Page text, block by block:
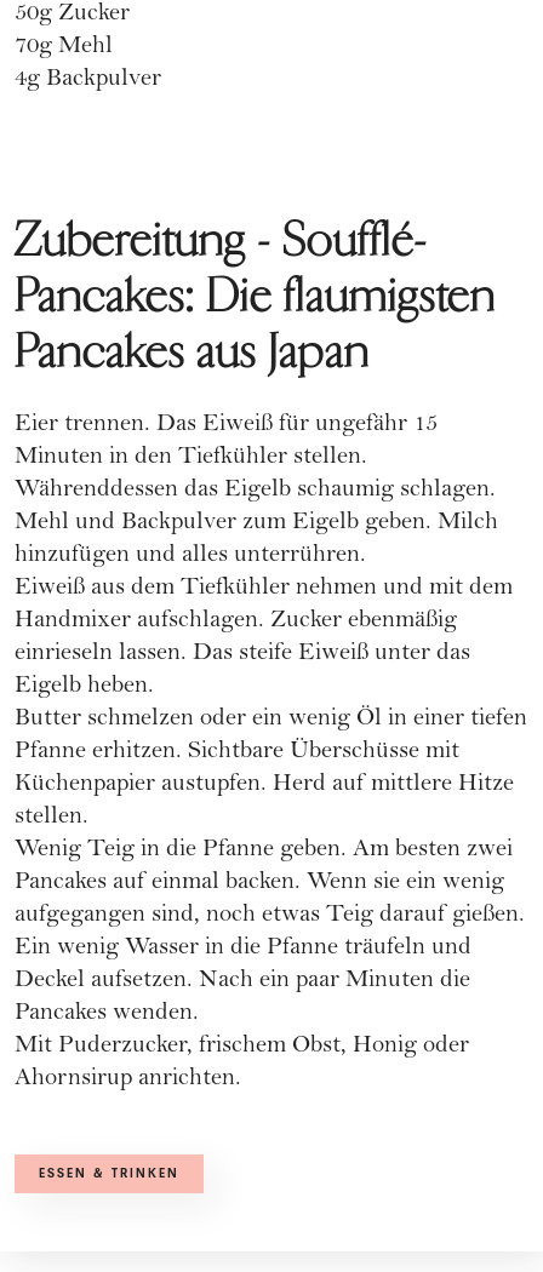
50g Zucker
70g Mehl
4g Backpulver
Zubereitung - Soufflé-
Pancakes: Die flaumigsten
Pancakes aus Japan
Eier trennen. Das Eiweiß für ungefähr 15
Minuten in den Tiefkühler stellen.
Währenddessen das Eigelb schaumig schlagen.
Mehl und Backpulver zum Eigelb geben. Milch
hinzufügen und alles unterrühren.
Eiweiß aus dem Tiefkühler nehmen und mit dem
Handmixer aufschlagen. Zucker ebenmäßig
einrieseln lassen. Das steife Eiweiß unter das
Eigelb heben.
Butter schmelzen oder ein wenig Öl in einer tiefen
Pfanne erhitzen. Sichtbare Überschüsse mit
Küchenpapier austupfen. Herd auf mittlere Hitze
stellen.
Wenig Teig in die Pfanne geben. Am besten zwei
Pancakes auf einmal backen. Wenn sie ein wenig
aufgegangen sind, noch etwas Teig darauf gießen.
Ein wenig Wasser in die Pfanne träufeln und
Deckel aufsetzen. Nach ein paar Minuten die
Pancakes wenden.
Mit Puderzucker, frischem Obst, Honig oder
Ahornsirup anrichten.
ESSEN & TRINKEN